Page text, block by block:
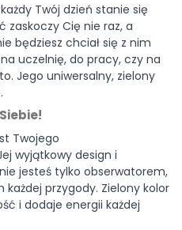
Twój dzień stanie się
zaskoczy Cię nie raz, a
będziesz chciał się z nim
uczelnię, do pracy, czy na
Jego uniwersalny, zielony
Twojego
wyjątkowy design i
jesteś tylko obserwatorem,
przygody. Zielony kolor
i dodaje energii każdej